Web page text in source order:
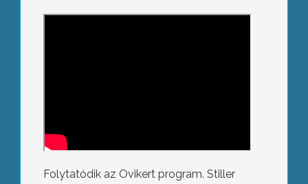
Folytatódik az Ovikert program. Stiller